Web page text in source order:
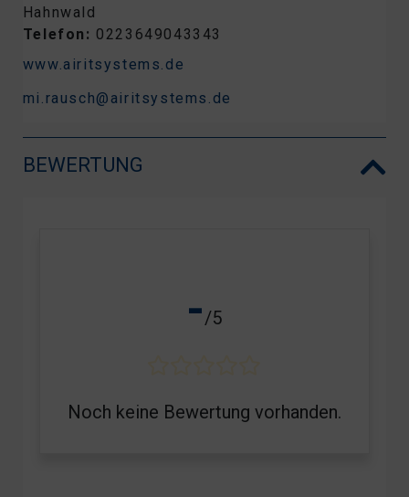
Hahnwald
Telefon: 0223649043343
www.airitsystems.de
mi.rausch@airitsystems.de
BEWERTUNG
-/5
Noch keine Bewertung vorhanden.